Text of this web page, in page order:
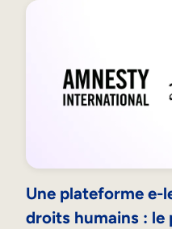
Une plateforme e-
droits humains : le